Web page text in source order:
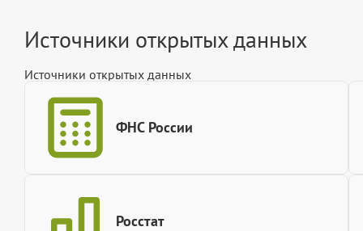
Источники открытых данных
Источники открытых данных
ФНС России
Росстат